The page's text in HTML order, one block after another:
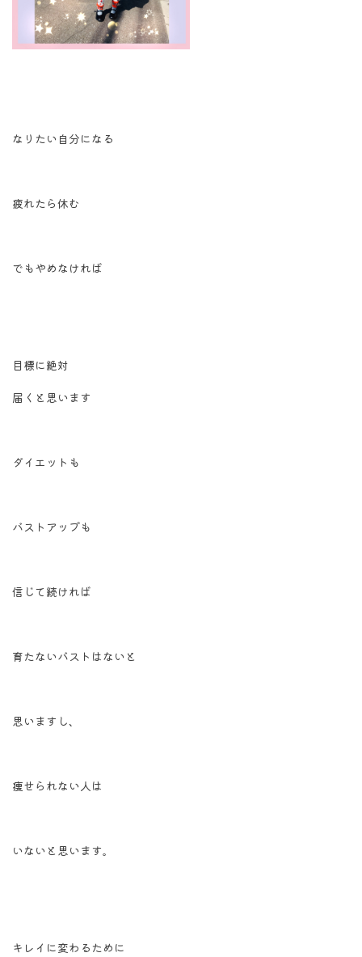
なりたい自分になる
疲れたら休む
でもやめなければ
目標に絶対
届くと思います
ダイエットも
バストアップも
信じて続ければ
育たないバストはないと
思いますし、
痩せられない人は
いないと思います。
キレイに変わるために